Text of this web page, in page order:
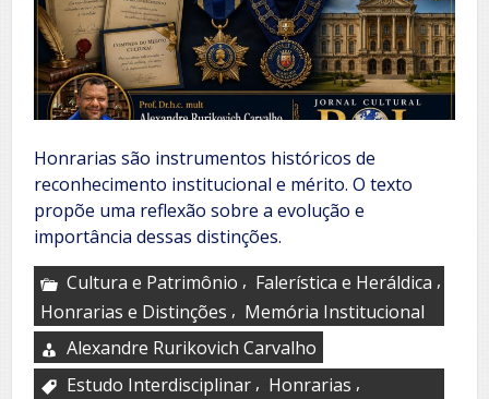
Honrarias são instrumentos históricos de
reconhecimento institucional e mérito. O texto
propõe uma reflexão sobre a evolução e
importância dessas distinções.
Cultura e Patrimônio , Falerística e Heráldica ,
Honrarias e Distinções , Memória Institucional
Alexandre Rurikovich Carvalho
Estudo Interdisciplinar , Honrarias ,